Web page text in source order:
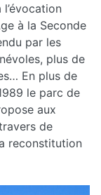
à la Seconde
par les
plus de
En plus de
le parc de
aux
de
reconstitution